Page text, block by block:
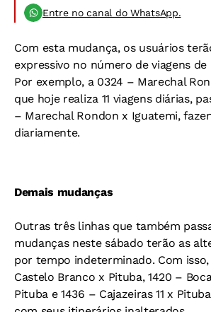
Entre no canal do WhatsApp.
Com esta mudança, os usuários
expressivo no número de viagens de
Por exemplo, a 0324 – Marechal
que hoje realiza 11 viagens diárias,
– Marechal Rondon x Iguatemi,
diariamente.
Demais mudanças
Outras três linhas que também
mudanças neste sábado terão as
por tempo indeterminado. Com isso,
Castelo Branco x Pituba, 1420 –
Pituba e 1436 – Cajazeiras 11 x